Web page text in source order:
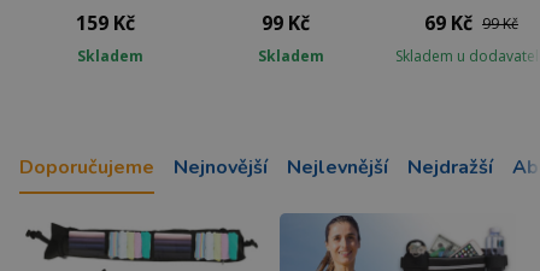
159 Kč
Skladem
99 Kč
Skladem
69 Kč 99 Kč
Skladem u
Doporučujeme Nejnovější Nejlevnější Nejdražší